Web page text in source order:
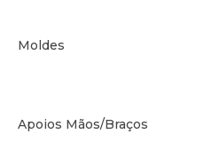
Moldes
Apoios Mãos/Braços